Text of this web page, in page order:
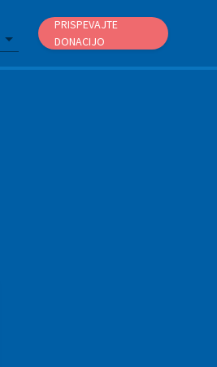
PRISPEVAJTE
DONACIJO